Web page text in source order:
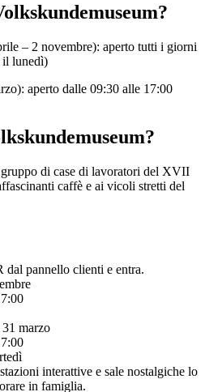
– 2 novembre): aperto tutti i giorni
il lunedì)
aperto dalle 09:30 alle 17:00
di case di lavoratori del XVII
caffè e ai vicoli stretti del
pannello clienti e entra.
marzo
interattive e sale nostalgiche lo
in famiglia.